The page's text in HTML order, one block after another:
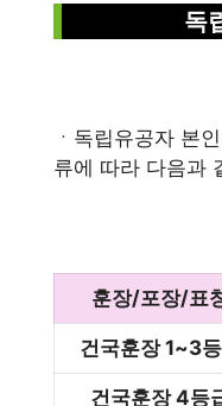
독
ㆍ독립유공자 본
류에 따라 다음과
훈장/포장/표
건국훈장 1~3
건국훈장 4등